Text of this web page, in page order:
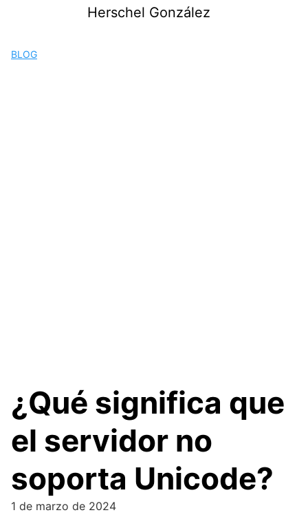
Herschel González
BLOG
¿Qué significa que
el servidor no
soporta Unicode?
1 de marzo de 2024